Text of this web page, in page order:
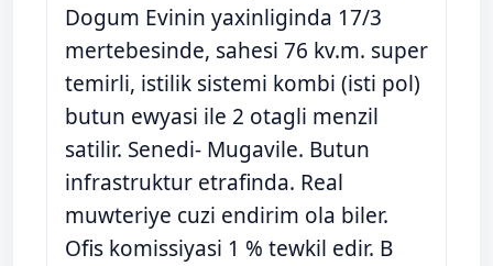
Dogum Evinin yaxinliginda 17/3
mertebesinde, sahesi 76 kv.m. super
temirli, istilik sistemi kombi (isti pol)
butun ewyasi ile 2 otagli menzil
satilir. Senedi- Mugavile. Butun
infrastruktur etrafinda. Real
muwteriye cuzi endirim ola biler.
Ofis komissiyasi 1 % tewkil edir. В